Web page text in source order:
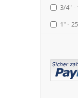
3/4" -
1" -